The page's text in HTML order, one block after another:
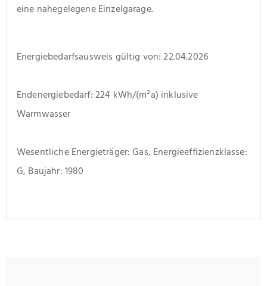
eine nahegelegene Einzelgarage.
Energiebedarfsausweis gültig von: 22.04.2026
Endenergiebedarf: 224 kWh/(m²a) inklusive
Warmwasser
Wesentliche Energieträger: Gas, Energieeffizienzklasse:
G, Baujahr: 1980